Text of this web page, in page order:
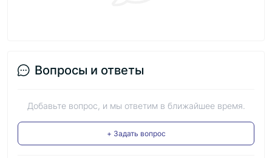
Вопросы и ответы
Добавьте вопрос, и мы ответим в ближайшее время.
+ Задать вопрос